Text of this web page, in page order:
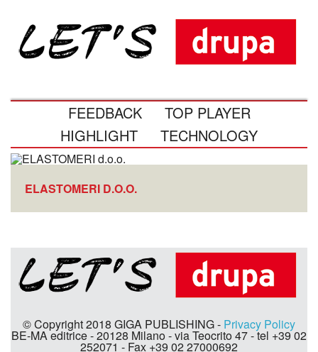
FEEDBACK
TOP PLAYER
HIGHLIGHT
TECHNOLOGY
ELASTOMERI D.O.O.
© Copyright 2018 GIGA PUBLISHING - Privacy Policy
BE-MA editrice - 20128 Milano - via Teocrito 47 - tel +39 02
252071 - Fax +39 02 27000692